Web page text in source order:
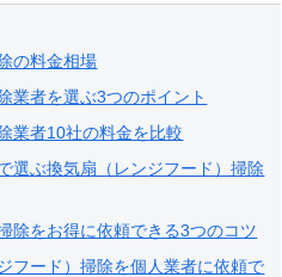
の料金相場
業者を選ぶ3つのポイント
業者10社の料金を比較
選ぶ換気扇（レンジフード）掃除
除をお得に依頼できる3つのコツ
フード）掃除を個人業者に依頼で